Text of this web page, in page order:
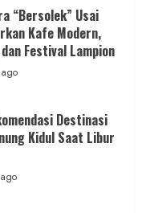
“Bersolek” Usai
Kafe Modern,
Festival Lampion
Destinasi
Kidul Saat Libur